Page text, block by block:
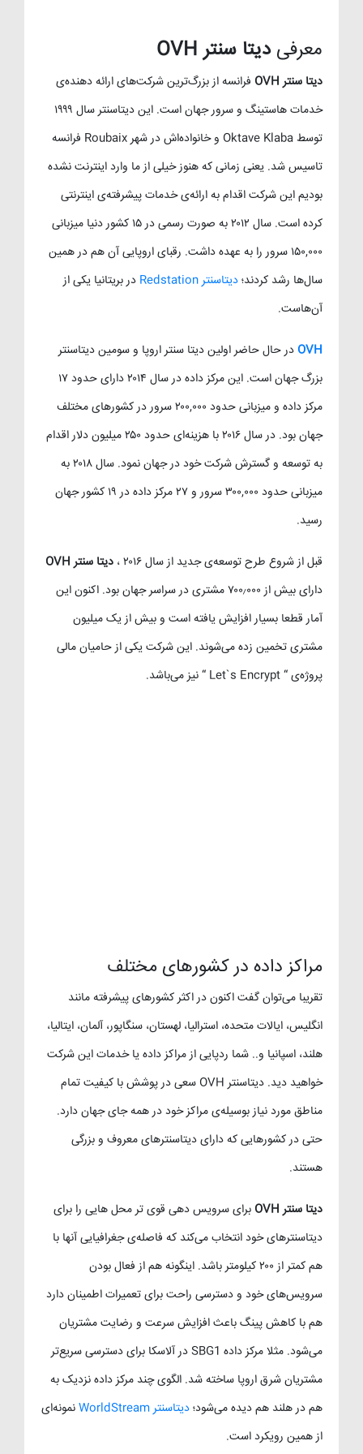
معرفیدیتا سنتر OVH
دیتا سنتر OVH
فرانسه از بزرگ‌ترین شرکت‌های ارائه دهنده‌ی
خدمات هاستینگ و سرور جهان است. این دیتاسنتر سال ۱۹۹۹
توسط Oktave Klaba و خانواده‌اش در شهر Roubaix فرانسه
تاسیس شد. یعنی زمانی که هنوز خیلی از ما وارد اینترنت نشده
بودیم این شرکت اقدام به ارائه‌ی خدمات پیشرفته‌ی اینترنتی
کرده است. سال ۲۰۱۲ به صورت رسمی در ۱۵ کشور دنیا میزبانی
۱۵۰,۰۰۰ سرور را به عهده داشت. رقبای اروپایی آن هم در همین
سال‌ها رشد کردند؛دیتاسنتر Redstation
در بریتانیا یکی از
آن‌هاست.
OVH در حال حاضر اولین دیتا سنتر اروپا و سومین دیتاسنتر
بزرگ جهان است. این مرکز داده در سال ۲۰۱۴ دارای حدود ۱۷
مرکز داده و میزبانی حدود ۲۰۰,۰۰۰ سرور در کشورهای مختلف
جهان بود. در سال ۲۰۱۶ با هزینه‌ای حدود ۲۵۰ میلیون دلار اقدام
به توسعه و گسترش شرکت خود در جهان نمود. سال ۲۰۱۸ به
میزبانی حدود ۳۰۰,۰۰۰ سرور و ۲۷ مرکز داده در ۱۹ کشور جهان
رسید.
قبل از شروع طرح توسعه‌ی جدید از سال ۲۰۱۶ ،
دیتا سنتر OVH
دارای بیش از ۷۰۰٫۰۰۰ مشتری در سراسر جهان بود. اکنون این
آمار قطعا بسیار افزایش یافته است و بیش از یک میلیون
مشتری تخمین زده می‌شوند. این شرکت یکی از حامیان مالی
پروژه‌ی “ Let`s Encrypt “ نیز می‌باشد.
مراکز داده در کشورهای مختلف
تقریبا می‌توان گفت اکنون در اکثر کشورهای پیشرفته مانند
انگلیس، ایالات متحده، استرالیا، لهستان، سنگاپور، آلمان، ایتالیا،
هلند، اسپانیا و.. شما ردپایی از مراکز داده یا خدمات این شرکت
خواهید دید. دیتاسنتر OVH سعی در پوشش با کیفیت تمام
مناطق مورد نیاز بوسیله‌ی مراکز خود در همه جای جهان دارد.
حتی در کشورهایی که دارای دیتاسنترهای معروف و بزرگی
هستند.
دیتا سنتر OVH
برای سرویس دهی قوی تر محل هایی را برای
دیتاسنترهای خود انتخاب می‌کند که فاصله‌ی جغرافیایی آنها با
هم کمتر از ۲۰۰ کیلومتر باشد. اینگونه هم از فعال بودن
سرویس‌های خود و دسترسی راحت برای تعمیرات اطمینان دارد
هم با کاهش پینگ باعث افزایش سرعت و رضایت مشتریان
می‌شود. مثلا مرکز داده SBG1 در آلاسکا برای دسترسی سریع‌تر
مشتریان شرق اروپا ساخته شد. الگوی چند مرکز داده نزدیک به
هم در هلند هم دیده می‌شود؛دیتاسنتر WorldStream
نمونه‌ای
از همین رویکرد است.